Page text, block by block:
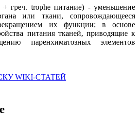
+ греч. trophe питание) - уменьшение
или ткани, сопровождающееся
их функции; в основе
питания тканей, приводящие к
паренхиматозных элементов
WIKI-СТАТЕЙ